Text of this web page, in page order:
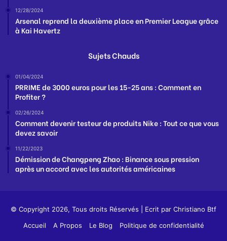
12/28/2024
Arsenal reprend la deuxième place en Premier League grâce
à Kai Havertz
Sujets Chauds
01/04/2024
PRRIME de 3000 euros pour les 15-25 ans : Comment en
Profiter ?
02/26/2024
Comment devenir testeur de produits Nike : Tout ce que vous
devez savoir
11/22/2023
Démission de Changpeng Zhao : Binance sous pression
après un accord avec les autorités américaines
© Copyright 2026, Tous droits Réservés | Ecrit par Christiano Btf
Accueil
A Propos Le Blog Politique de confidentialité